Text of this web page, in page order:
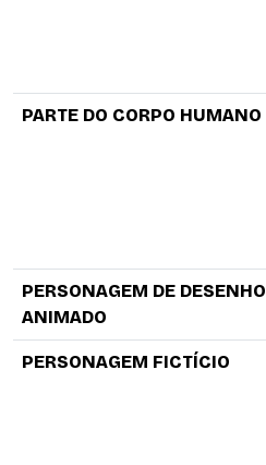
PARTE DO CORPO HUMANO
PERSONAGEM DE DESENHO
ANIMADO
PERSONAGEM FICTÍCIO